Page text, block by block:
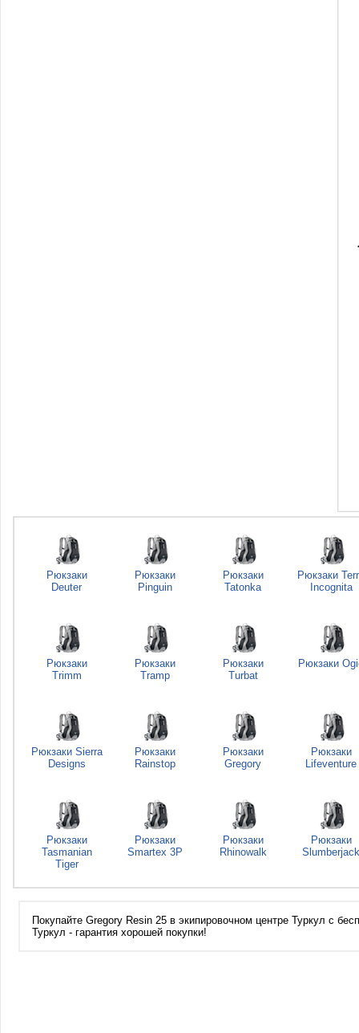
Рюкзаки
Deuter
Рюкзаки
Pinguin
Рюкзаки
Tatonka
Рюкзаки
Incognita
Рюкзаки
Trimm
Рюкзаки
Tramp
Рюкзаки
Turbat
Рюкзаки
Рюкзаки Sierra
Designs
Рюкзаки
Rainstop
Рюкзаки
Gregory
Рюкзаки
Lifeventure
Рюкзаки
Tasmanian
Tiger
Рюкзаки
Smartex 3P
Рюкзаки
Rhinowalk
Рюкзаки
Slumberjack
Покупайте Gregory Resin 25 в экипировочном центре Туркул с
Туркул - гарантия хорошей покупки!